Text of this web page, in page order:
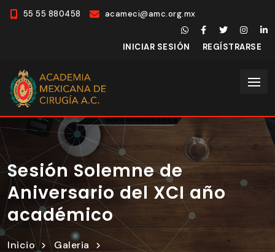
55 55 880458 acameci@amc.org.mx
INICIAR SESIÓN REGÍSTRARSE
Sesión Solemne de
Aniversario del XCI año
académico
Inicio
Galeria